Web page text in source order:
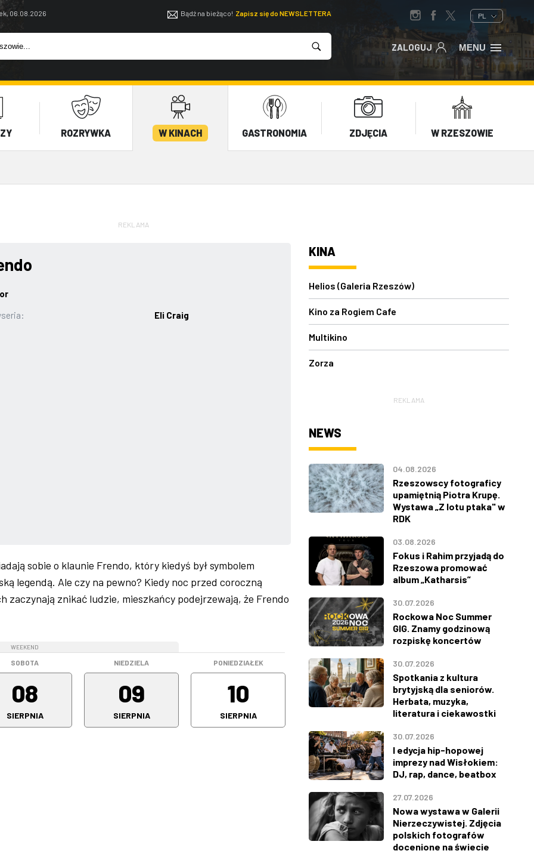
06.08.2026 Bądź na bieżąco! Zapisz się do NEWSLETTERA PL
ZALOGUJ MENU
ROZRYWKA W KINACH GASTRONOMIA ZDJĘCIA W RZESZOWIE
REKLAMA
Eli Craig
sobie o klaunie Frendo, który kiedyś był symbolem
legendą. Ale czy na pewno? Kiedy noc przed coroczną
zaczynają znikać ludzie, mieszkańcy podejrzewają, że Frendo
WEEKEND
SOBOTA
08
SIERPNIA
NIEDZIELA
09
SIERPNIA
PONIEDZIAŁEK
10
SIERPNIA
WTOREK
11 12
SIERPNIA
KINA
Helios (Galeria Rzeszów)
Kino za Rogiem Cafe
Multikino
Zorza
REKLAMA
NEWS
04.08.2026
Rzeszowscy fotograficy
upamiętnią Piotra Krupę.
Wystawa „Z lotu ptaka" w
RDK
03.08.2026
Fokus i Rahim przyjadą do
Rzeszowa promować
album „Katharsis”
30.07.2026
Rockowa Noc Summer
GIG. Znamy godzinową
rozpiskę koncertów
30.07.2026
Spotkania z kultura
brytyjską dla seniorów.
Herbata, muzyka,
literatura i ciekawostki
30.07.2026
I edycja hip-hopowej
imprezy nad Wisłokiem:
DJ, rap, dance, beatbox
27.07.2026
Nowa wystawa w Galerii
Nierzeczywistej. Zdjęcia
polskich fotografów
docenione na świecie